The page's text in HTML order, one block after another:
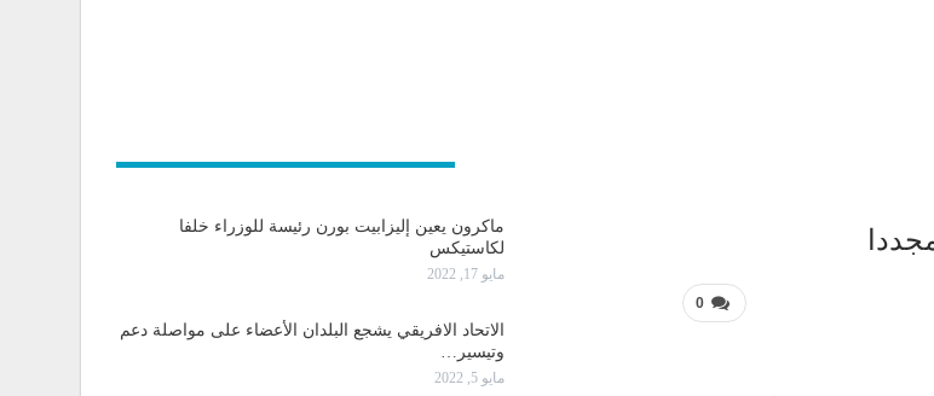
0
ماكرون يعين إليزابيت بورن رئيسة للوزراء خلفا
لكاستيكس
مايو 17, 2022
الاتحاد الافريقي يشجع البلدان الأعضاء على مواصلة دعم
وتيسير…
مايو 5, 2022